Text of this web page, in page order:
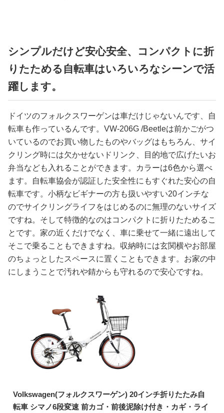
シンプルだけど安心安全、コンパクトに折
りたためる自転車はいろいろなシーンで活
躍します。
ドイツのフォルクスワーゲンは車だけじゃないんです、自
転車も作っているんです。VW-206G /Beetleは前かごがつ
いているのでお買い物したものやバッグはもちろん、サイ
クリング時には欠かせないドリンク、目的地で広げたいお
弁当なども入れることができます。カラーは6色から選べ
ます。自転車協会が認証した安全性にもすぐれた安心の自
転車です。小柄なビギナーの方も扱いやすい20インチな
のでサイクリングライフをはじめるのに無理のないサイズ
ですね。そして特徴的なのはコンパクトに折りたためるこ
とです。家の近くだけでなく、車に乗せて一緒に遠出して
そこで乗ることもできますね。収納時には玄関横やお部屋
のちょっとしたスペースに置くこともできます。お家の中
にしまうことで汚れや錆からも守れるので安心ですね。
Volkswagen(フォルクスワーゲン) 20インチ折りたたみ自
転車 シマノ6段変速 前カゴ・前後泥除け付き・カギ・ライ